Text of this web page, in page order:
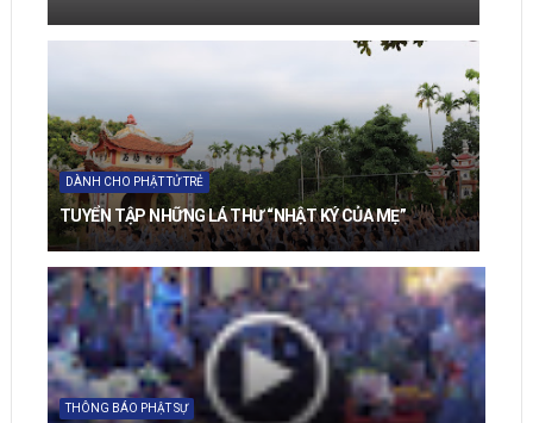
DÀNH CHO PHẬT TỬ TRẺ
TUYỂN TẬP NHỮNG LÁ THƯ “NHẬT KÝ CỦA MẸ”
THÔNG BÁO PHẬT SỰ